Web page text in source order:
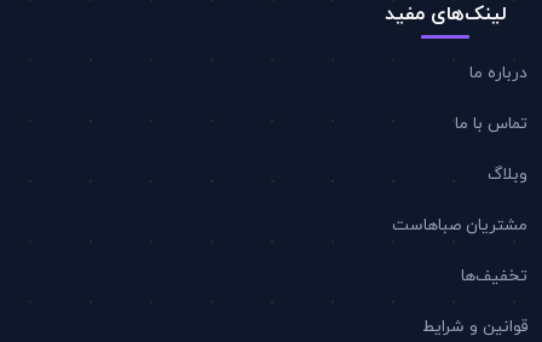
لینک‌های مفید
درباره ما
تماس با ما
وبلاگ
مشتریان صباهاست
تخفیف‌ها
قوانین و شرایط